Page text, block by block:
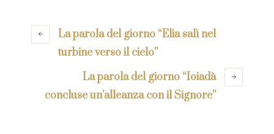
La parola del giorno “Elia salì nel
turbine verso il cielo”
La parola del giorno “Ioiadà
concluse un’alleanza con il Signore”